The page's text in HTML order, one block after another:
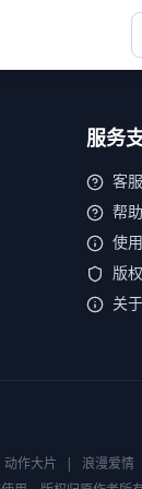
服务
客
帮
使
版
关
动作大片 | 浪漫爱情